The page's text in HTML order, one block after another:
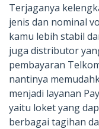
Terjaganya
jenis dan nominal
kamu lebih stabil
juga distributor
pembayaran
nantinya
menjadi layanan
yaitu loket yang
berbagai tagihan